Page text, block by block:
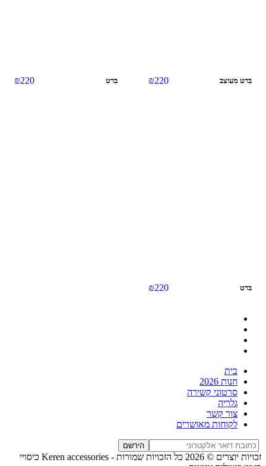
ברט מעוצב ₪220 ברט ₪220
ברט ₪220
בית
חנות 2026
סרטוני קשירה
גלריה
צור קשר
לקוחות מאושרים
הירשם
זכויות יוצרים © 2026 כל הזכויות שמורות -
Keren accessories כיסויי